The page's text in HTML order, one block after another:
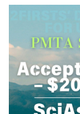
REGULACIÓN
DATOS
EXPOSICIÓN